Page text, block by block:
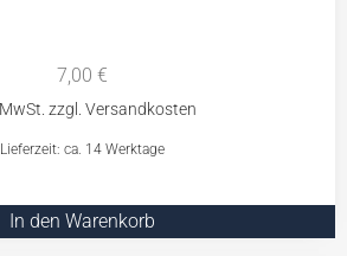
7,00 €
Lieferzeit: ca. 14 Werktage
In den Warenkorb